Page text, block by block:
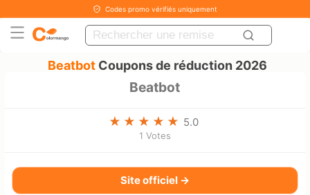
Codes promo vérifiés uniquement
BeatbotCoupons de réduction 2026
Beatbot
5.0
1 Votes
Site officiel →